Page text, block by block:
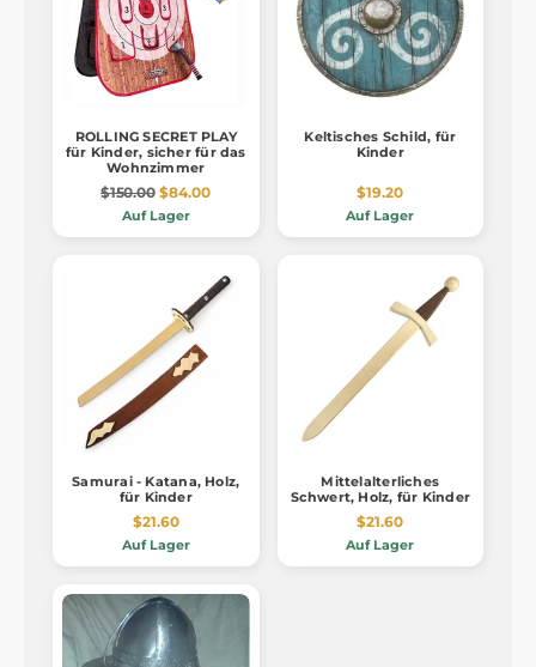
ROLLING SECRET PLAY
für Kinder, sicher für das
Wohnzimmer
$150.00 $84.00
Auf Lager
Keltisches Schild, für
Kinder
$19.20
Auf Lager
Samurai - Katana, Holz,
für Kinder
$21.60
Auf Lager
Mittelalterliches
Schwert, Holz, für Kinder
$21.60
Auf Lager